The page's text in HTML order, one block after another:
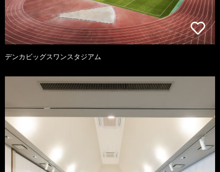
デンカビッグスワンスタジアム